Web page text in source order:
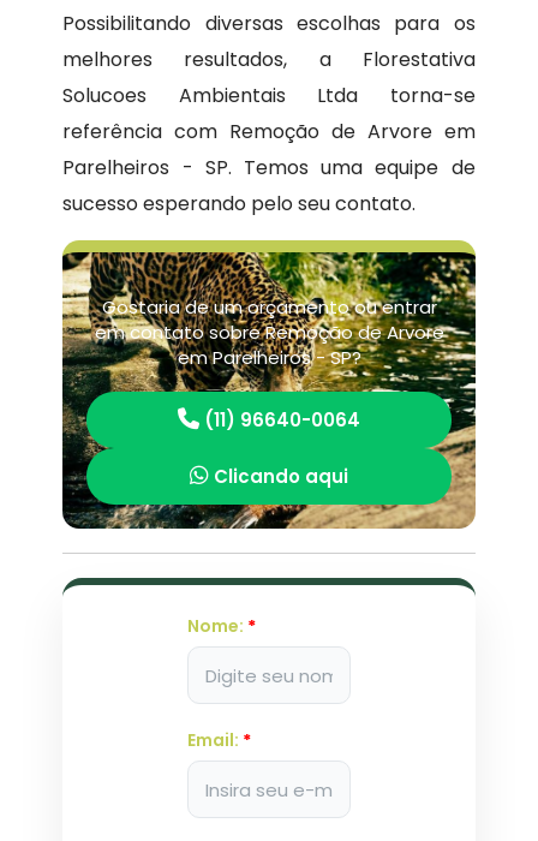
Possibilitando diversas escolhas para os
melhores resultados, a Florestativa
Solucoes Ambientais Ltda torna-se
referência com Remoção de Arvore em
Parelheiros - SP. Temos uma equipe de
sucesso esperando pelo seu contato.
Gostaria de um orçamento ou entrar
em contato sobre Remoção de Arvore
em Parelheiros - SP?
(11) 96640-0064
Clicando aqui
Nome: *
Email: *